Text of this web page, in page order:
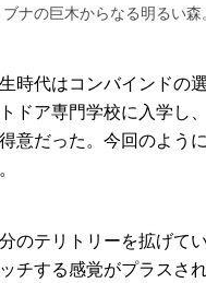
ナの巨木からなる明るい森。
時代はコンバインドの
ドア専門学校に入学し
意だった。今回のよう
のテリトリーを拡げて
チする感覚がプラスさ